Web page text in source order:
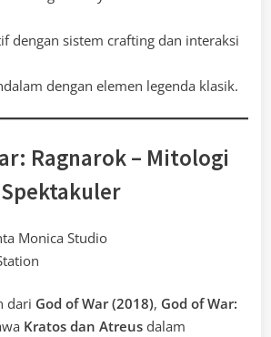
dengan sistem crafting dan interaksi
dengan elemen legenda klasik.
Ragnarok – Mitologi
Monica Studio
dari God of War (2018), God of War:
Kratos dan Atreus dalam